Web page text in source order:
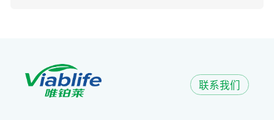
联系我们